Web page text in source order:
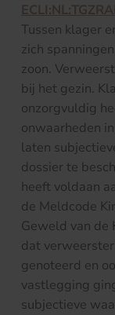
Tussen klager
zich
zoon.
bij het gezin.
onzorgvuldig
onwaarheden
laten
dossier te
heeft voldaan
de Meldcode
Geweld van de
dat
genoteerd en
vastlegging
subjectieve